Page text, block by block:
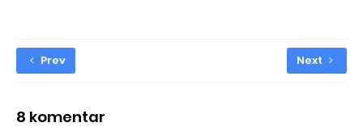
Prev Next
8 komentar